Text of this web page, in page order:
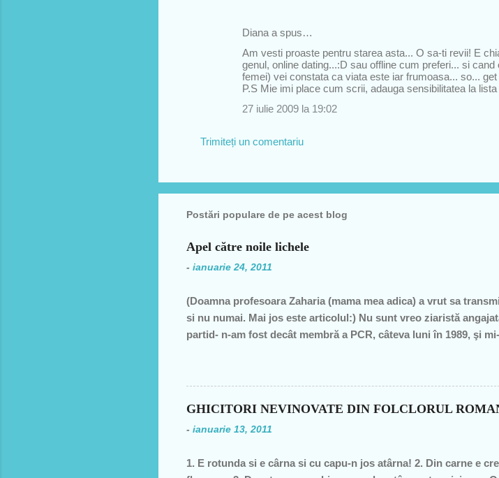
Diana a spus…
Am vesti proaste pentru starea asta... O sa-ti revii! E
genul, online dating...:D sau offline cum preferi... si
femei) vei constata ca viata este iar frumoasa... so...
P.S Mie imi place cum scrii, adauga sensibilitatea la
27 iulie 2009 la 19:02
Trimiteți un comentariu
Postări populare de pe acest blog
Apel către noile lichele
- ianuarie 24, 2011
(Doamna profesoara Zaharia (mama mea adica) a vrut sa
si nu numai. Mai jos este articolul:) Nu sunt vreo ziaristă
partid- n-am fost decât membră a PCR, câteva luni în 1989, şi
ţară, o bugetară care nu produce nimic concret şi care mai
din discursul primului politician al ţării. "Mea culpa" (pentru
speranţa că ceva se va schimba, o dată cu noua generaţie. Î...
GHICITORI NEVINOVATE DIN FOLCLORUL
- ianuarie 13, 2011
1. E rotunda si e cârna si cu capu-n jos atârna! 2. Din carne e